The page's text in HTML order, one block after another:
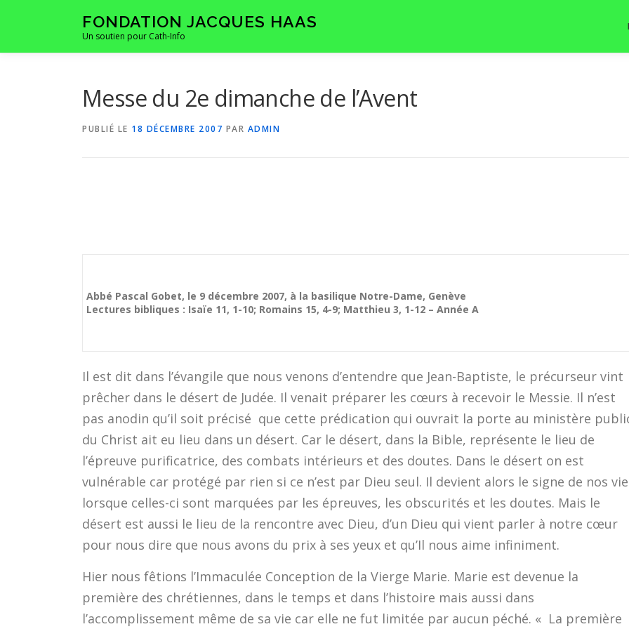
FONDATION JACQUES HAAS
Un soutien pour Cath-Info
Messe du 2e dimanche de l’Avent
PUBLIÉ LE 18 DÉCEMBRE 2007 PAR ADMIN
Abbé Pascal Gobet, le 9 décembre 2007, à la basilique Notre-Dame, Genève
Lectures bibliques : Isaïe 11, 1-10; Romains 15, 4-9; Matthieu 3, 1-12 – Année A
Il est dit dans l’évangile que nous venons d’entendre que Jean-Baptiste, le précurseur vint
prêcher dans le désert de Judée. Il venait préparer les cœurs à recevoir le Messie. Il n’est
pas anodin qu’il soit précisé que cette prédication qui ouvrait la porte au ministère
du Christ ait eu lieu dans un désert. Car le désert, dans la Bible, représente le lieu de
l’épreuve purificatrice, des combats intérieurs et des doutes. Dans le désert on est
vulnérable car protégé par rien si ce n’est par Dieu seul. Il devient alors le signe de nos
lorsque celles-ci sont marquées par les épreuves, les obscurités et les doutes. Mais le
désert est aussi le lieu de la rencontre avec Dieu, d’un Dieu qui vient parler à notre cœur
pour nous dire que nous avons du prix à ses yeux et qu’Il nous aime infiniment.
Hier nous fêtions l’Immaculée Conception de la Vierge Marie. Marie est devenue la
première des chrétiennes, dans le temps et dans l’histoire mais aussi dans
l’accomplissement même de sa vie car elle ne fut limitée par aucun péché. « La première